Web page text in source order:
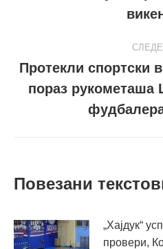
Протекли спортски
пораз рукометаша
Повезани
„Хајдук“
провери,